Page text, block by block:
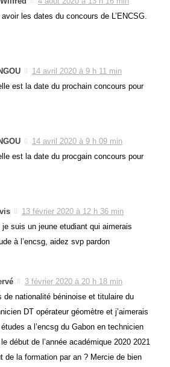
les dates du concours de L’ENCSG.
14 avril 2020 à 9 h 11 min
est la date du prochain concours pour
14 avril 2020 à 9 h 09 min
est la date du procgain concours pour
13 février 2020 à 12 h 36 min
je suis un jeune etudiant qui aimerais
à l’encsg, aidez svp pardon
3 février 2020 à 20 h 18 min
de nationalité béninoise et titulaire du
DT opérateur géomètre et j’aimerais
a l’encsg du Gabon en technicien
début de l’année académique 2020 2021
de la formation par an ? Mercie de bien